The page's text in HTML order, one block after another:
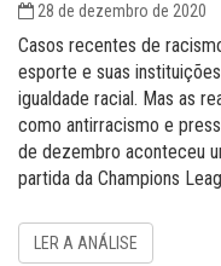
28 de dezembro de 2020
Casos recentes de
esporte e suas
igualdade racial. Mas as
como antirracismo e
de dezembro aconteceu
partida da Champions
LER A ANÁLISE